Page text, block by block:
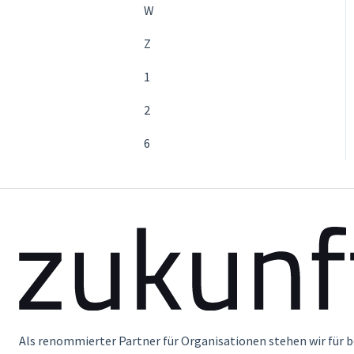
W
Z
1
2
6
Als renommierter Partner für Organisationen stehen wir für